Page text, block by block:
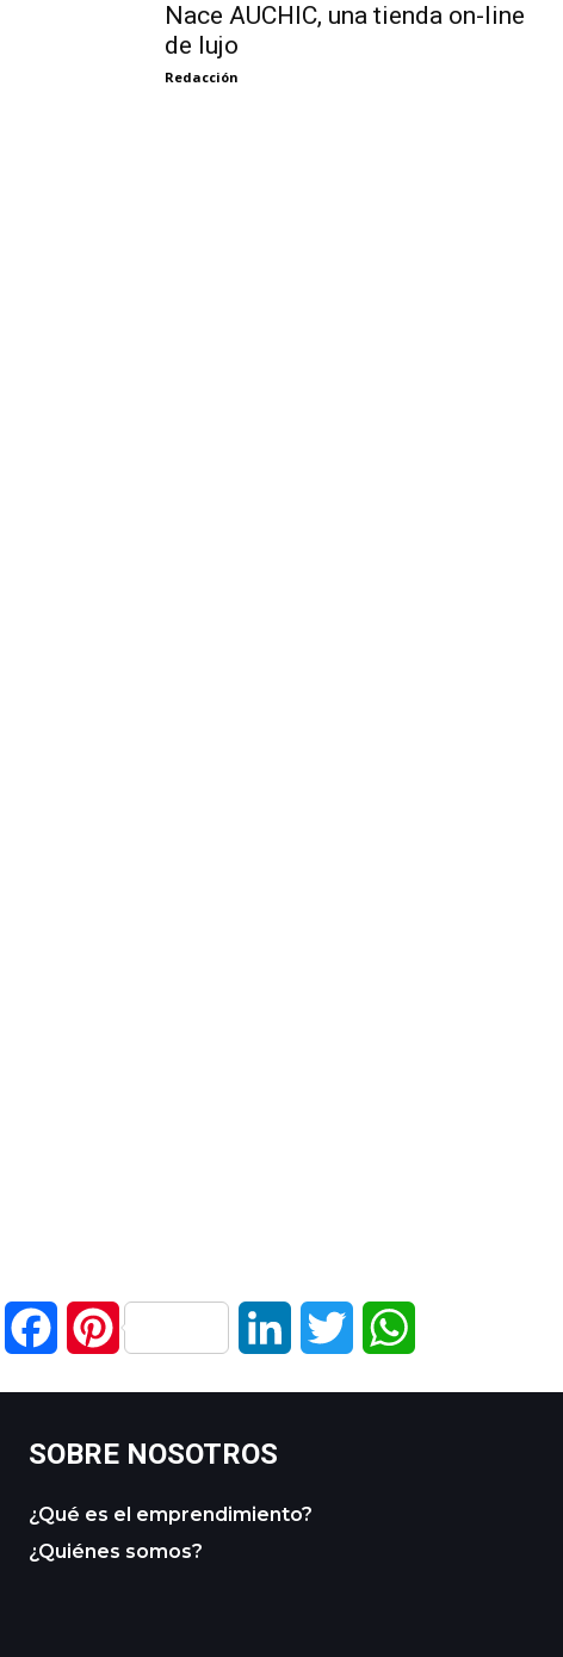
Nace AUCHIC, una tienda on-line
de lujo
Redacción
FacebookPinterest LinkedIn Twitter
SOBRE NOSOTROS
¿Qué es el emprendimiento?
¿Quiénes somos?